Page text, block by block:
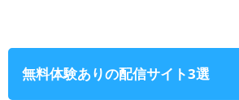
無料体験ありの配信サイト3選